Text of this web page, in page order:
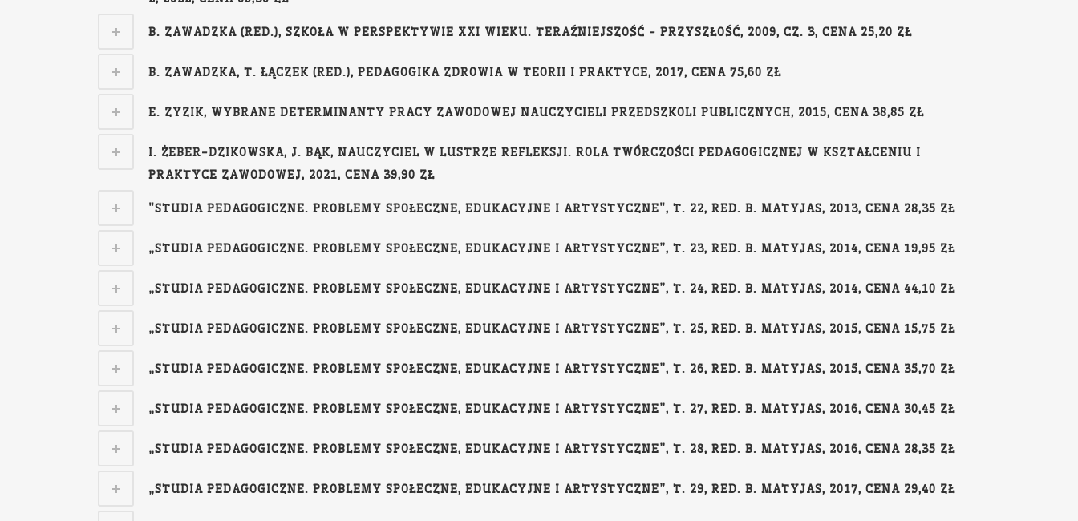
B. ZAWADZKA (RED.), SZKOŁA W PERSPEKTYWIE XXI WIEKU. TERAŹNIEJSZOŚĆ - PRZYSZŁOŚĆ, 2009, CZ. 3, CENA 25,20 ZŁ
B. ZAWADZKA, T. ŁĄCZEK (RED.), PEDAGOGIKA ZDROWIA W TEORII I PRAKTYCE, 2017, CENA 75,60 ZŁ
E. ZYZIK, WYBRANE DETERMINANTY PRACY ZAWODOWEJ NAUCZYCIELI PRZEDSZKOLI PUBLICZNYCH, 2015, CENA 38,85 ZŁ
I. ŻEBER-DZIKOWSKA, J. BĄK, NAUCZYCIEL W LUSTRZE REFLEKSJI. ROLA TWÓRCZOŚCI PEDAGOGICZNEJ W KSZTAŁCENIU I
PRAKTYCE ZAWODOWEJ, 2021, CENA 39,90 ZŁ
"STUDIA PEDAGOGICZNE. PROBLEMY SPOŁECZNE, EDUKACYJNE I ARTYSTYCZNE", T. 22, RED. B. MATYJAS, 2013, CENA 28,35 ZŁ
„STUDIA PEDAGOGICZNE. PROBLEMY SPOŁECZNE, EDUKACYJNE I ARTYSTYCZNE”, T. 23, RED. B. MATYJAS, 2014, CENA 19,95 ZŁ
„STUDIA PEDAGOGICZNE. PROBLEMY SPOŁECZNE, EDUKACYJNE I ARTYSTYCZNE”, T. 24, RED. B. MATYJAS, 2014, CENA 44,10 ZŁ
„STUDIA PEDAGOGICZNE. PROBLEMY SPOŁECZNE, EDUKACYJNE I ARTYSTYCZNE”, T. 25, RED. B. MATYJAS, 2015, CENA 15,75 ZŁ
„STUDIA PEDAGOGICZNE. PROBLEMY SPOŁECZNE, EDUKACYJNE I ARTYSTYCZNE”, T. 26, RED. B. MATYJAS, 2015, CENA 35,70 ZŁ
„STUDIA PEDAGOGICZNE. PROBLEMY SPOŁECZNE, EDUKACYJNE I ARTYSTYCZNE”, T. 27, RED. B. MATYJAS, 2016, CENA 30,45 ZŁ
„STUDIA PEDAGOGICZNE. PROBLEMY SPOŁECZNE, EDUKACYJNE I ARTYSTYCZNE”, T. 28, RED. B. MATYJAS, 2016, CENA 28,35 ZŁ
„STUDIA PEDAGOGICZNE. PROBLEMY SPOŁECZNE, EDUKACYJNE I ARTYSTYCZNE”, T. 29, RED. B. MATYJAS, 2017, CENA 29,40 ZŁ